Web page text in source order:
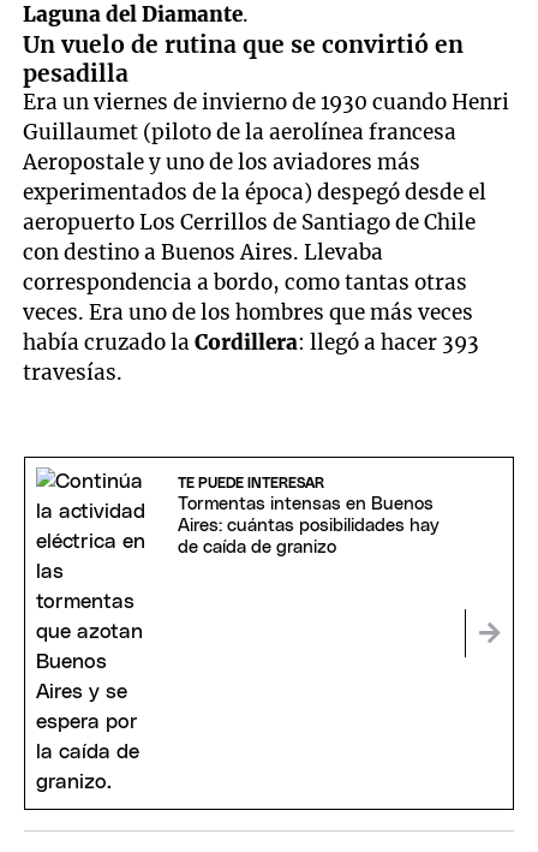
Laguna del Diamante.
Un vuelo de rutina que se convirtió en
pesadilla
Era un viernes de invierno de 1930 cuando Henri
Guillaumet (piloto de la aerolínea francesa
Aeropostale y uno de los aviadores más
experimentados de la época) despegó desde el
aeropuerto Los Cerrillos de Santiago de Chile
con destino a Buenos Aires. Llevaba
correspondencia a bordo, como tantas otras
veces. Era uno de los hombres que más veces
había cruzado laCordillera: llegó a hacer 393
travesías.
TE PUEDE INTERESAR
Tormentas intensas en Buenos
Aires: cuántas posibilidades hay
de caída de granizo